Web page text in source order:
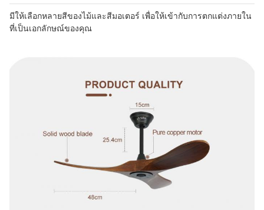
มีให้เลือกหลายสีของไม้และสีมอเตอร์ เพื่อให้เข้ากับการตกแต่งภายใน
ที่เป็นเอกลักษณ์ของคุณ